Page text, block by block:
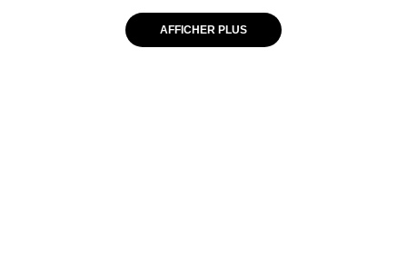
AFFICHER PLUS